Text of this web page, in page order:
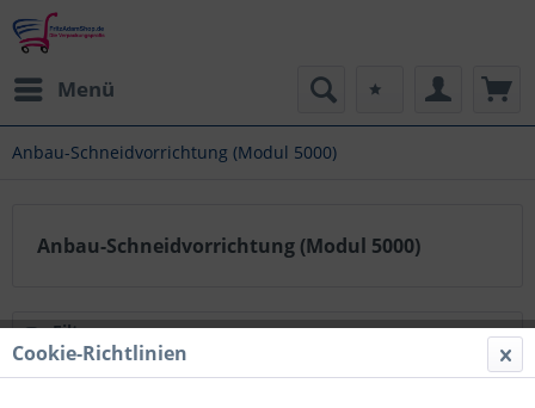
Menü
Anbau-Schneidvorrichtung (Modul 5000)
Anbau-Schneidvorrichtung (Modul 5000)
Filtern
Cookie-Richtlinien